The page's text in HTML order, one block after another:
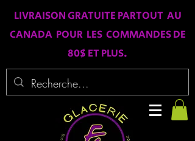
LIVRAISON GRATUITE PARTOUT AU
CANADA POUR LES COMMANDES DE
80$ ET PLUS.